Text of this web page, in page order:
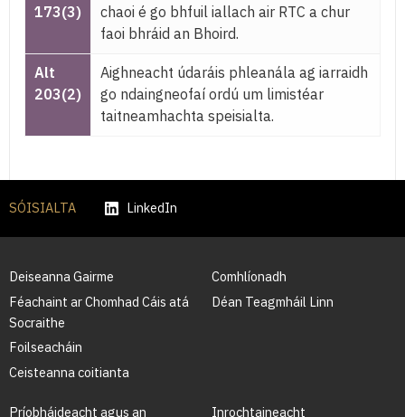
173(3)
chaoi é go bhfuil iallach air RTC a chur
faoi bhráid an Bhoird.
Alt
203(2)
Aighneacht údaráis phleanála ag iarraidh
go ndaingneofaí ordú um limistéar
taitneamhachta speisialta.
SÓISIALTA LinkedIn
Deiseanna Gairme
Féachaint ar Chomhad Cáis atá
Socraithe
Foilseacháin
Ceisteanna coitianta
Comhlíonadh
Déan Teagmháil Linn
Príobháideacht agus an Inrochtaineacht